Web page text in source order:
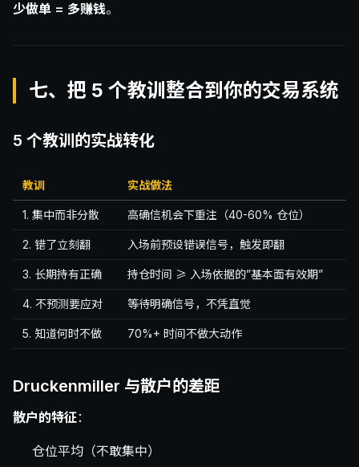
少做单 = 多赚钱。
七、把 5 个教训整合到你的交易系统
5 个教训的实战转化
教训 实战做法
1. 集中而非分散 高确信机会下重注（40-60% 仓位）
2. 错了立刻翻 入场前预设错误信号，触发即翻
3. 长期持有正确 持仓时间 ≥ 入场依据的”基本面有效期”
4. 不预测要应对 等待明确信号，不凭直觉
5. 知道何时不做 70%+ 时间不做大动作
Druckenmiller 与散户的差距
散户的特征：
仓位平均（不敢集中）